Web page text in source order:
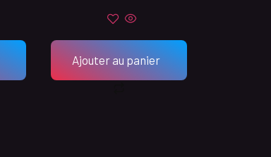
Ajouter au panier